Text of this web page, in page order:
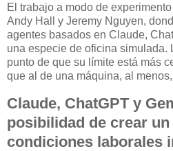
El trabajo a modo de
Andy Hall y Jeremy Nguyen,
agentes basados en Claude,
una especie de oficina simulada.
punto de que su límite está más
que al de una máquina, al
Claude, ChatGPT y
posibilidad de crear
condiciones laborales